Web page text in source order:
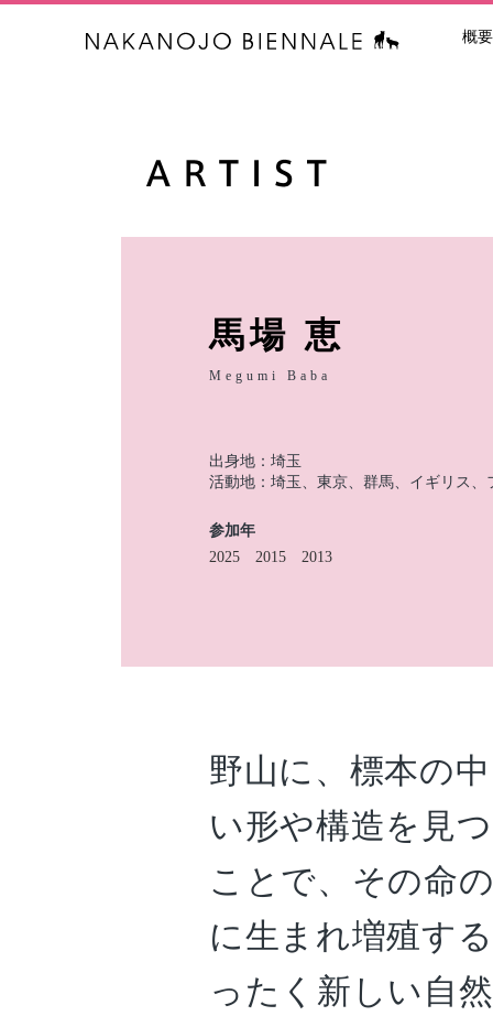
中之条ビエ
概要
馬場 恵
Megumi Baba
出身地：埼玉
活動地：埼玉、東京、群馬、イギリス
参加年
2025
2015 2013
野山に、標本の
い形や構造を見
ことで、その命
に生まれ増殖す
ったく新しい自